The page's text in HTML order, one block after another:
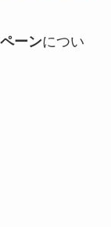
ーンについ